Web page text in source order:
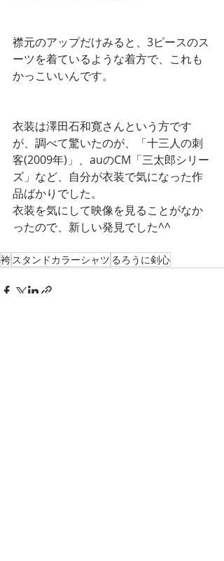
襟元のアップだけみると、3ピースのス
ーツを着ているような着方で、これも
かっこいいんです。
衣装は澤田石和寛さんという方です
が、調べて驚いたのが、「十三人の刺
客(2009年)」、auのCM「三太郎シリー
ズ」など、自分が衣装で気になった作
品ばかりでした。
衣装を気にして映像を見ることがなか
ったので、新しい発見でした^^
袴 スタンドカラーシャツ るろうに剣心